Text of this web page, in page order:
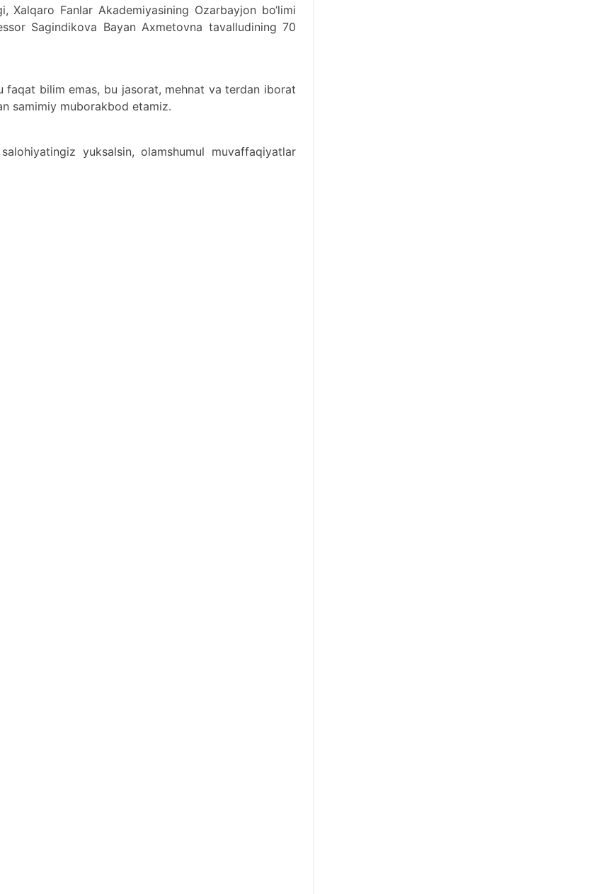
Xalqaro Fanlar Akademiyasining Ozarbayjon bo‘limi
Sagindikova Bayan Axmetovna tavalludining 70
faqat bilim emas, bu jasorat, mehnat va terdan iborat
samimiy muborakbod etamiz.
yuksalsin, olamshumul muvaffaqiyatlar